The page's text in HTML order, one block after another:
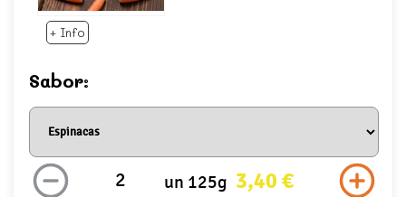
+ Info
Sabor:
un 125g 3,40 €